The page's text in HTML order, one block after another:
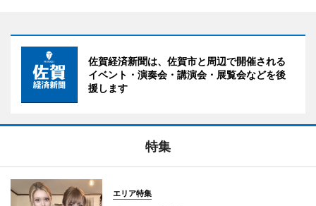
佐賀経済新聞は、佐賀市と周辺で開催される
イベント・演奏会・講演会・展覧会などを後
援します
特集
エリア特集